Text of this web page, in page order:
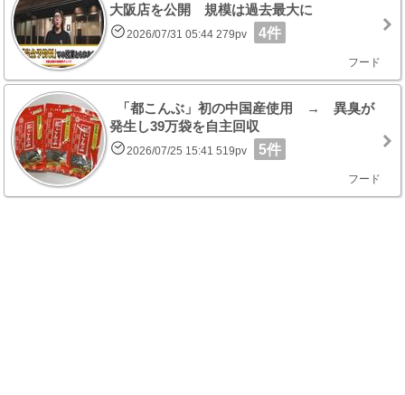
大阪店を公開 規模は過去最大に
2026/07/31 05:44 279pv 4件
フード
「都こんぶ」初の中国産使用 → 異臭が
発生し39万袋を自主回収
2026/07/25 15:41 519pv 5件
フード